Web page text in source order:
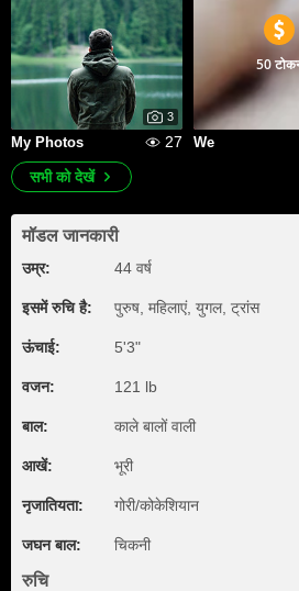
3
My Photos 27
50
We
सभी को देखें
मॉडल जानकारी
उम्र: 44 वर्ष
इसमें रुचि है: पुरुष, महिलाएं, युगल, ट्रांस
ऊंचाई: 5'3"
वजन: 121 lb
बाल: काले बालों वाली
आखें: भूरी
नृजातियता: गोरी/कोकेशियान
जघन बाल: चिकनी
रुचि